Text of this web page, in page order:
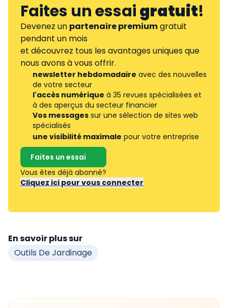
Faites un essaigratuit!
Devenez un partenaire premiumgratuit
pendant un mois
et découvrez tous les avantages uniques que
nous avons à vous offrir.
newsletter hebdomadaire avec des nouvelles
de votre secteur
l'accès numérique à 35 revues spécialisées et
à des aperçus du secteur financier
Vos messages sur une sélection de sites web
spécialisés
une visibilité maximale pour votre entreprise
Faites un essai
Vous êtes déjà abonné?
Cliquez ici pour vous connecter
En savoir plus sur
Outils De Jardinage